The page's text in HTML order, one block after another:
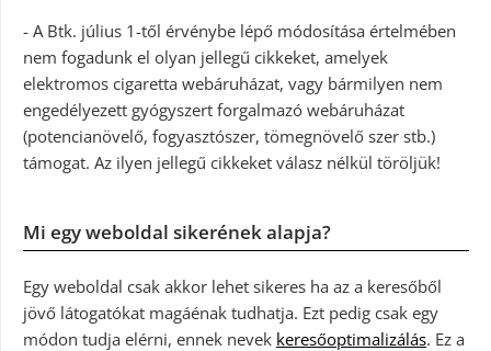
- A Btk. július 1-től érvénybe lépő módosítása értelmében
nem fogadunk el olyan jellegű cikkeket, amelyek
elektromos cigaretta webáruházat, vagy bármilyen nem
engedélyezett gyógyszert forgalmazó webáruházat
(potencianövelő, fogyasztószer, tömegnövelő szer stb.)
támogat. Az ilyen jellegű cikkeket válasz nélkül töröljük!
Mi egy weboldal sikerének alapja?
Egy weboldal csak akkor lehet sikeres ha az a keresőből
jövő látogatókat magáénak tudhatja. Ezt pedig csak egy
módon tudja elérni, ennek nevek keresőoptimalizálás. Ez a